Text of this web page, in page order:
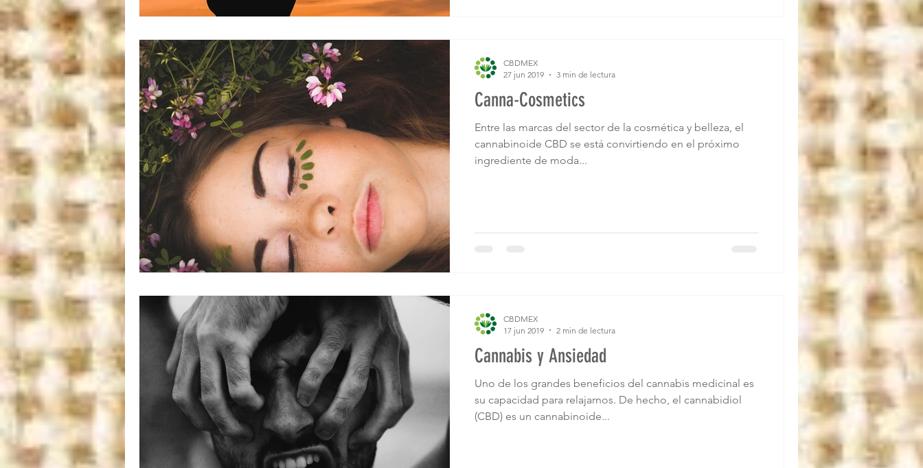
Canna-Cosmetics
Entre las marcas del sector de la cosmética y belleza, el
cannabinoide CBD se está convirtiendo en el próximo
ingrediente de moda...
CBDMEX
27 jun 2019
3 min de lectura
Cannabis y Ansiedad
Uno de los grandes beneficios del cannabis medicinal es
su capacidad para relajarnos. De hecho, el cannabidiol
(CBD) es un cannabinoide...
CBDMEX
17 jun 2019
2 min de lectura